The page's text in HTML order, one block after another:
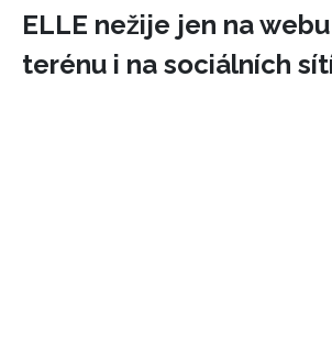
ELLE nežije jen na
terénu i na sociálních